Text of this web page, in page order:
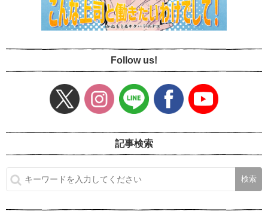
Follow us!
記事検索